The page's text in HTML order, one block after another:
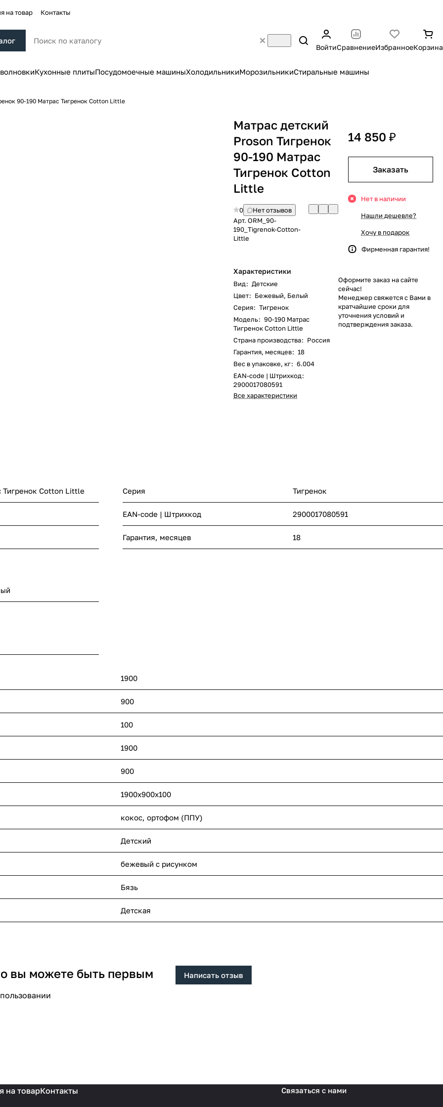
на товар Контакты
ВойтиСравнениеИзбранноеКорзина
Кухонные плитыПосудомоечные машиныХолодильникиМорозильникиСтиральные машины
90-190 Матрас Тигренок Cotton Little
Матрас детский
Proson Тигренок
90-190 Матрас
Тигренок Cotton
Little
0
Нет отзывов
Арт. ORM_90-
190_Tigrenok-Cotton-
Little
Характеристики
Вид: Детские
Цвет: Бежевый, Белый
Серия: Тигренок
Модель: 90-190 Матрас
Тигренок Cotton Little
Страна производства: Россия
Гарантия, месяцев: 18
Вес в упаковке, кг: 6.004
EAN-code | Штрихкод:
2900017080591
Все характеристики
14 850 ₽
Заказать
Нет в наличии
Нашли дешевле?
Хочу в подарок
Фирменная гарантия!
Оформите заказ на сайте
сейчас!
Менеджер свяжется с Вами в
кратчайшие сроки для
уточнения условий и
подтверждения заказа.
Тигренок Cotton Little Серия Тигренок
EAN-code | Штрихкод 2900017080591
Гарантия, месяцев 18
1900
900
100
1900
900
1900x900x100
кокос, ортофом (ППУ)
Детский
бежевый с рисунком
Бязь
Детская
вы можете быть первым Написать отзыв
на товарКонтакты Связаться с нами